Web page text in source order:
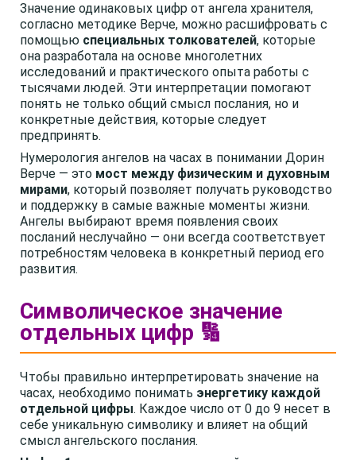
Значение одинаковых цифр от ангела хранителя,
согласно методике Верче, можно расшифровать с
помощью специальных толкователей, которые
она разработала на основе многолетних
исследований и практического опыта работы с
тысячами людей. Эти интерпретации помогают
понять не только общий смысл послания, но и
конкретные действия, которые следует
предпринять.
Нумерология ангелов на часах в понимании Дорин
Верче — это мост между физическим и духовным
мирами, который позволяет получать руководство
и поддержку в самые важные моменты жизни.
Ангелы выбирают время появления своих
посланий неслучайно — они всегда соответствует
потребностям человека в конкретный период его
развития.
Символическое значение
отдельных цифр 🔢
Чтобы правильно интерпретировать значение на
часах, необходимо понимать энергетику каждой
отдельной цифры. Каждое число от 0 до 9 несет в
себе уникальную символику и влияет на общий
смысл ангельского послания.